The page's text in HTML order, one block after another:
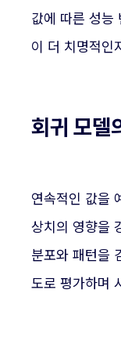
값에 따른 성능
이 더 치명적인
회귀 모델
연속적인 값을
상치의 영향을
분포와 패턴을
도로 평가하며